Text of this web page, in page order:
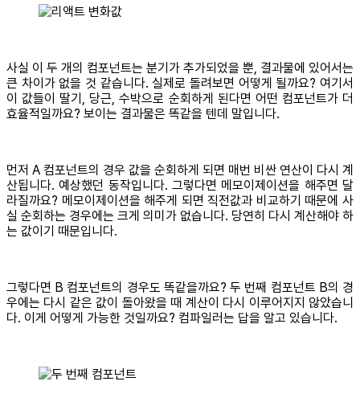
사실 이 두 개의 컴포넌트는 분기가 추가되었을 뿐, 결과물에 있어서는
큰 차이가 없을 것 같습니다. 실제로 돌려보면 어떻게 될까요? 여기서
이 값들이 딸기, 당근, 수박으로 순회하게 된다면 어떤 컴포넌트가 더
효율적일까요? 보이는 결과물은 똑같을 텐데 말입니다.
먼저 A 컴포넌트의 경우 값을 순회하게 되면 매번 비싼 연산이 다시 계
산됩니다. 예상했던 동작입니다. 그렇다면 메모이제이션을 해주면 달
라질까요? 메모이제이션을 해주게 되면 직전값과 비교하기 때문에 사
실 순회하는 경우에는 크게 의미가 없습니다. 당연히 다시 계산해야 하
는 값이기 때문입니다.
그렇다면 B 컴포넌트의 경우도 똑같을까요? 두 번째 컴포넌트 B의 경
우에는 다시 같은 값이 돌아왔을 때 계산이 다시 이루어지지 않았습니
다. 이게 어떻게 가능한 것일까요? 컴파일러는 답을 알고 있습니다.